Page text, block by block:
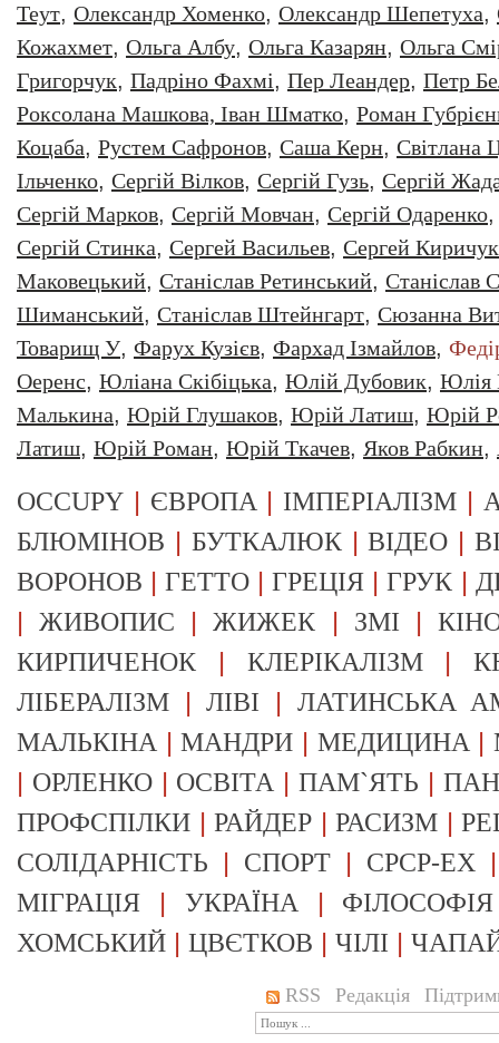
Теут, Олександр Хоменко, Олександр Шепетуха,
Кожахмет, Ольга Албу, Ольга Казарян, Ольга
Григорчук, Падріно Фахмі, Пер Леандер, Петр
Роксолана Машкова, Іван Шматко, Роман
Коцаба, Рустем Сафронов, Саша Керн, Світлана
Ільченко, Сергій Вілков, Сергій Гузь, Сергій
Сергій Марков, Сергій Мовчан, Сергій Одаренко
Сергій Стинка, Сергей Васильев, Сергей Киричук
Маковецький, Станіслав Ретинський, Станіслав
Шиманський, Станіслав Штейнгарт, Сюзанна
Товарищ У, Фарух Кузієв, Фархад Ізмайлов,
Оеренс, Юліана Скібіцька, Юлій Дубовик, Юлія
Малькина, Юрiй Глушаков, Юрiй Латиш, Юрiй
Латиш, Юрій Роман, Юрій Ткачев, Яков Рабкин,
OCCUPY | ЄВРОПА | ІМПЕРІАЛІЗМ |
БЛЮМІНОВ | БУТКАЛЮК|ВІДЕО |
ВОРОНОВ |ГЕТТО |ГРЕЦІЯ |ГРУК |
|ЖИВОПИС |ЖИЖЕК | ЗМІ |
КИРПИЧЕНОК | КЛЕРІКАЛІЗМ|
ЛІБЕРАЛІЗМ |ЛІВІ | ЛАТИНСЬКА
МАЛЬКІНА |МАНДРИ | МЕДИЦИНА |
| ОРЛЕНКО| ОСВІТА |ПАМ`ЯТЬ |
ПРОФСПІЛКИ |РАЙДЕР |РАСИЗМ |
СОЛІДАРНІСТЬ | СПОРТ | СРСР-EX
МІГРАЦІЯ | УКРАЇНА | ФІЛОСОФІЯ
ХОМСЬКИЙ | ЦВЄТКОВ | ЧІЛІ |
RSS Редакція